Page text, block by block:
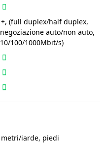
+, (full duplex/half duplex,
negoziazione auto/non auto,
10/100/1000Mbit/s)
metri/iarde, piedi